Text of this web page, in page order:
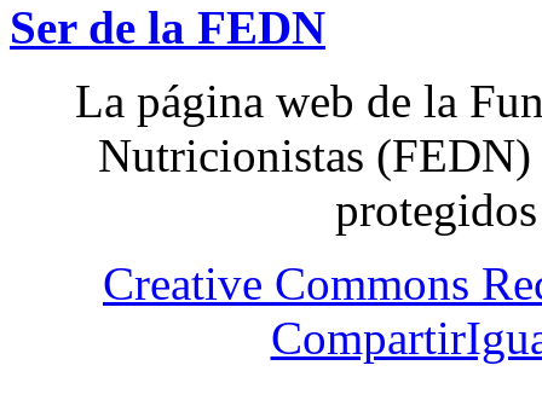
Ser de la FEDN
La página web de la
Nutricionistas (FEDN)
Creative Commons